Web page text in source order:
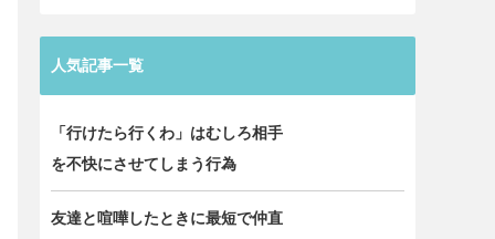
人気記事一覧
「行けたら行くわ」はむしろ相手
を不快にさせてしまう行為
友達と喧嘩したときに最短で仲直